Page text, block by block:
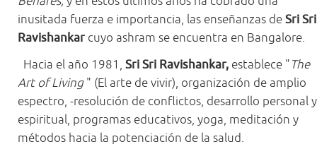
inusitada fuerza e importancia, las enseñanzas deSri Sri
Ravishankar cuyo ashram se encuentra en Bangalore.
Hacia el año 1981, Sri Sri Ravishankar, establece "The
Art of Living" (El arte de vivir), organización de amplio
espectro, -resolución de conflictos, desarrollo personal y
espiritual, programas educativos, yoga, meditación y
métodos hacia la potenciación de la salud.